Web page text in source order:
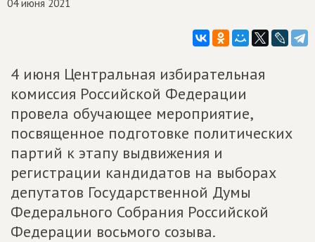
04 июня 2021
4 июня Центральная избирательная
комиссия Российской Федерации
провела обучающее мероприятие,
посвященное подготовке политических
партий к этапу выдвижения и
регистрации кандидатов на выборах
депутатов Государственной Думы
Федерального Собрания Российской
Федерации восьмого созыва.